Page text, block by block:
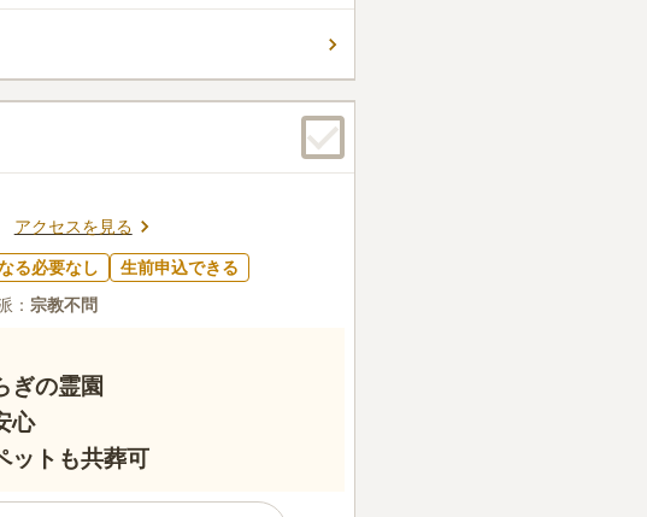
壇に映し出され、周囲を気にせず心ゆく
ます。生前申込みや預骨期間の延長も可
駐車場綺麗でしたので大丈夫です
口コミの続きを読む
アクセスを見る
る必要なし
生前申込できる
： 宗教不問
ぎの霊園
心
ットも共葬可